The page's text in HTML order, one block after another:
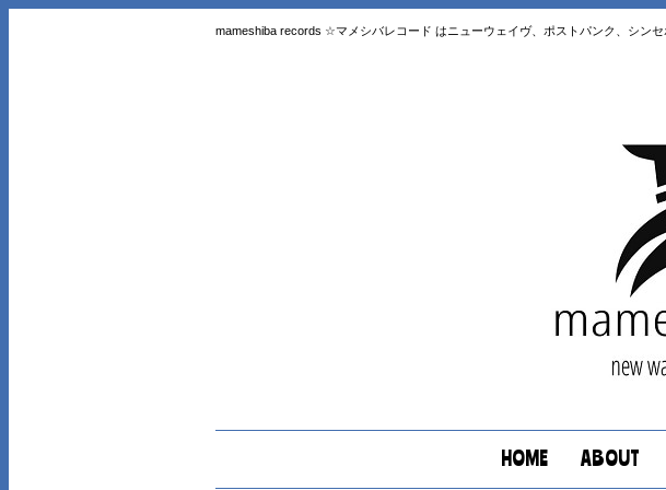
mameshiba records ☆マメシバレコード はニューウェイヴ、ポストパンク、シン
HOME ABOUT